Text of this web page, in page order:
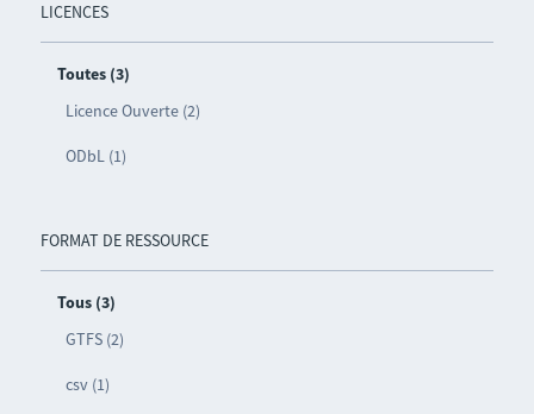
LICENCES
Toutes (3)
Licence Ouverte (2)
ODbL (1)
FORMAT DE RESSOURCE
Tous (3)
GTFS (2)
csv (1)